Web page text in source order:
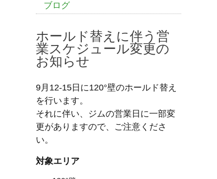
ブログ
ホールド替えに伴う営
業スケジュール変更の
お知らせ
9月12-15日に120°壁のホールド替え
を行います。
それに伴い、ジムの営業日に一部変
更がありますので、ご注意くださ
い。
対象エリア